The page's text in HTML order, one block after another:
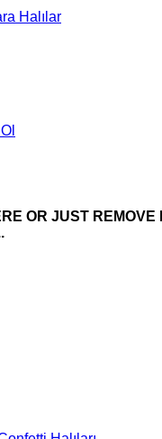
Halılar
OR JUST REMOVE